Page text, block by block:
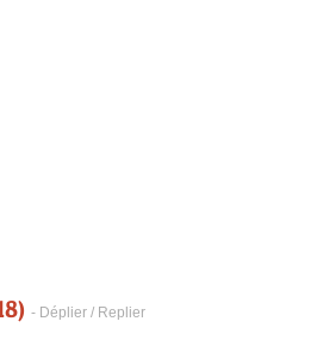
- Déplier / Replier